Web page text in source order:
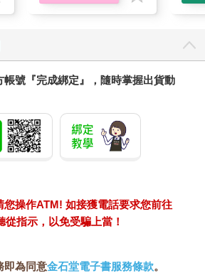
帳號『完成綁定』，隨時掌握出貨動
您操作ATM! 如接獲電話要求您前往
指示，以免受騙上當！
即為同意金石堂電子書服務條款。